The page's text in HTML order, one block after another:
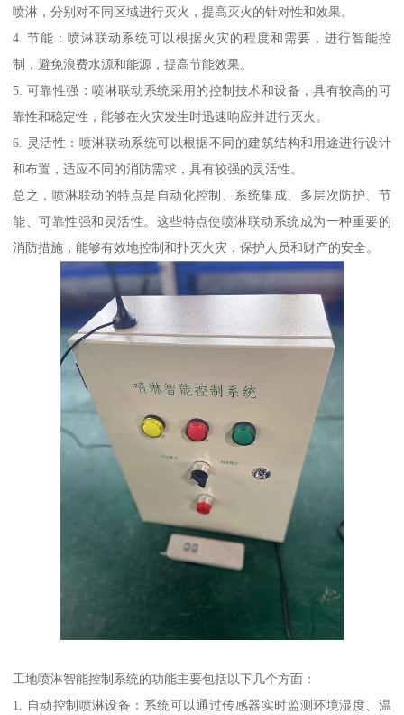
喷淋，分别对不同区域进行灭火，提高灭火的针对性和效果。
4. 节能：喷淋联动系统可以根据火灾的程度和需要，进行智能控
制，避免浪费水源和能源，提高节能效果。
5. 可靠性强：喷淋联动系统采用的控制技术和设备，具有较高的可
靠性和稳定性，能够在火灾发生时迅速响应并进行灭火。
6. 灵活性：喷淋联动系统可以根据不同的建筑结构和用途进行设计
和布置，适应不同的消防需求，具有较强的灵活性。
总之，喷淋联动的特点是自动化控制、系统集成、多层次防护、节
能、可靠性强和灵活性。这些特点使喷淋联动系统成为一种重要的
消防措施，能够有效地控制和扑灭火灾，保护人员和财产的安全。
工地喷淋智能控制系统的功能主要包括以下几个方面：
1. 自动控制喷淋设备：系统可以通过传感器实时监测环境湿度、温